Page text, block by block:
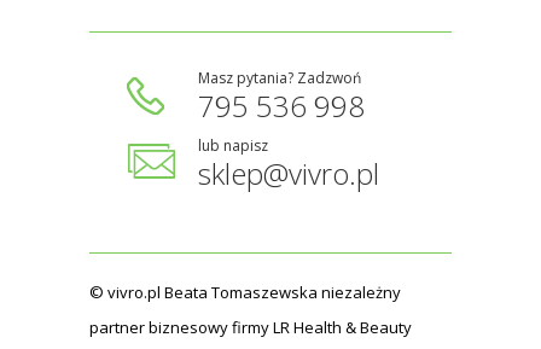
Masz pytania? Zadzwoń
795 536 998
lub napisz
sklep@vivro.pl
© vivro.pl Beata Tomaszewska niezależny
partner biznesowy firmy LR Health & Beauty